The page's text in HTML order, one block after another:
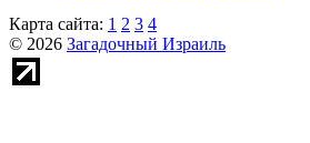
Карта сайта: 1 2 3 4
© 2026 Загадочный Израиль